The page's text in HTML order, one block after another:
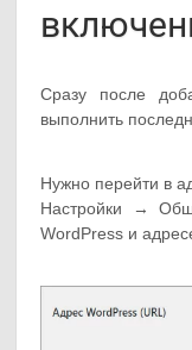
Сразу после
выполнить
Нужно перейти в
Настройки →
WordPress и